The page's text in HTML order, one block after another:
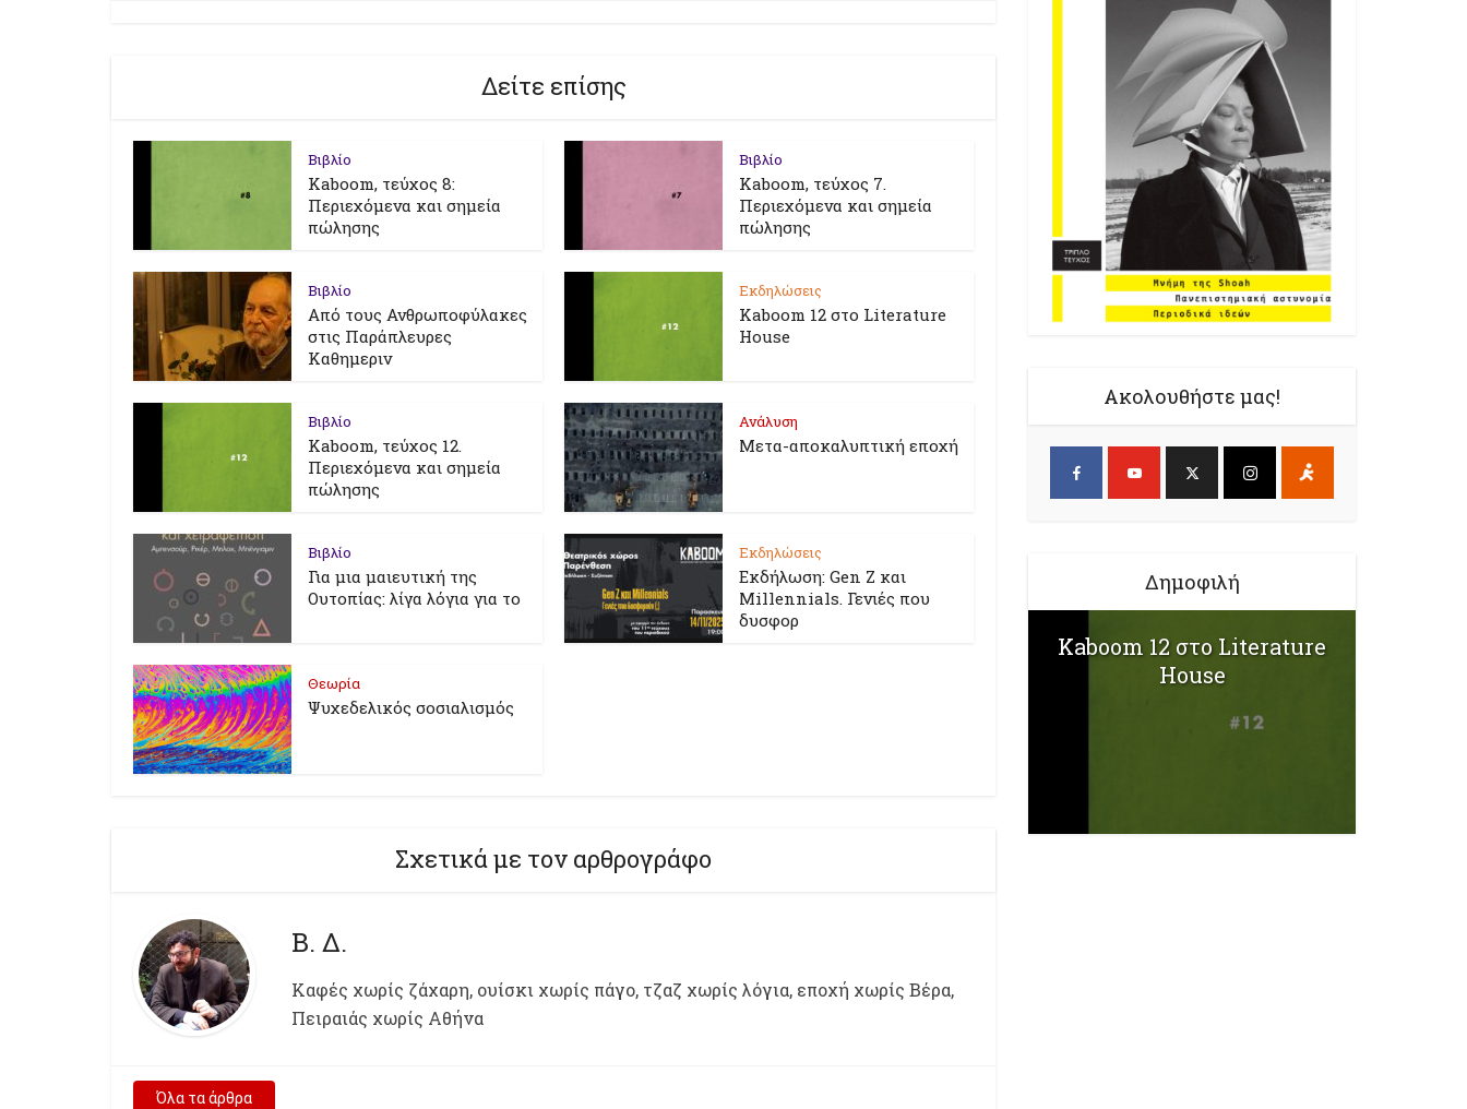
Δείτε επίσης
Βιβλίο
Kaboom, τεύχος 8:
Περιεχόμενα και σημεία
πώλησης
Βιβλίο
Kaboom, τεύχος 7.
Περιεχόμενα και σημεία
πώλησης
Βιβλίο
Από τους Ανθρωποφύλακες
στις Παράπλευρες
Καθημεριν
Εκδηλώσεις
Kaboom 12 στο Literature
House
Βιβλίο
Kaboom, τεύχος 12.
Περιεχόμενα και σημεία
πώλησης
Ανάλυση
Μετα-αποκαλυπτική εποχή
Βιβλίο
Για μια μαιευτική της
Ουτοπίας: λίγα λόγια για το
Εκδηλώσεις
Εκδήλωση: Gen Z και
Millennials. Γενιές που
δυσφορ
Θεωρία
Ψυχεδελικός σοσιαλισμός
Σχετικά με τον αρθρογράφο
Β. Δ.
Kαφές χωρίς ζάχαρη, ουίσκι χωρίς πάγο, τζαζ χωρίς λόγια, εποχή χωρίς Βέρα,
Πειραιάς χωρίς Αθήνα
Όλα τα άρθρα
Ακολουθήστε μας!
Δημοφιλή
Kaboom 12 στο Literature
House